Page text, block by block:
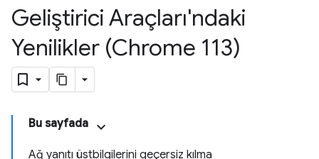
Geliştirici Araçları'ndaki
Yenilikler (Chrome 113)
Bu sayfada
Ağ yanıtı üstbilgilerini geçersiz kılma